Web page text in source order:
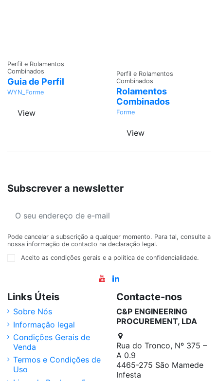
Perfil e Rolamentos
Combinados
Guia de Perfil
WYN_Forme
View
Perfil e Rolamentos
Combinados
Rolamentos
Combinados
Forme
View
Subscrever a newsletter
Pode cancelar a subscrição a qualquer momento. Para tal, consulte a
nossa informação de contacto na declaração legal.
Aceito as condições gerais e a política de confidencialidade.
Links Úteis
Sobre Nós
Informação legal
Condições Gerais de
Venda
Termos e Condições de
Uso
Contacte-nos
C&P ENGINEERING
PROCUREMENT, LDA
Rua do Tronco, Nº 375 –
A 0.9
4465-275 São Mamede
Infesta